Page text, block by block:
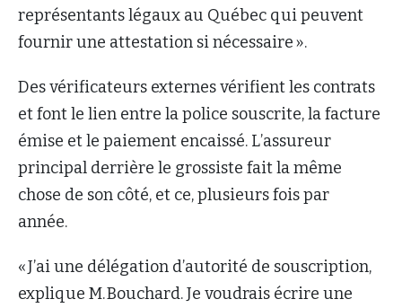
représentants légaux au Québec qui peuvent
fournir une attestation si nécessaire ».
Des vérificateurs externes vérifient les contrats
et font le lien entre la police souscrite, la facture
émise et le paiement encaissé. L’assureur
principal derrière le grossiste fait la même
chose de son côté, et ce, plusieurs fois par
année.
« J’ai une délégation d’autorité de souscription,
explique M. Bouchard. Je voudrais écrire une